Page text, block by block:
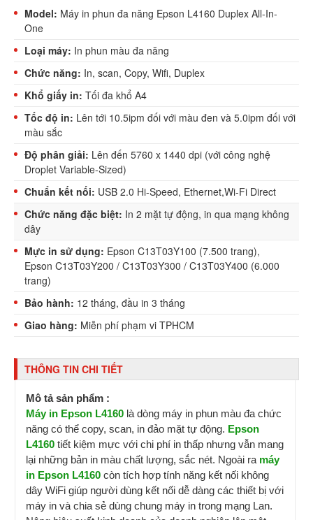
Model: Máy in phun đa năng Epson L4160 Duplex All-In-
One
Loại máy: In phun màu đa năng
Chức năng: In, scan, Copy, Wifi, Duplex
Khổ giấy in: Tối đa khổ A4
Tốc độ in: Lên tới 10.5ipm đối với màu đen và 5.0ipm đối với
màu sắc
Độ phân giải: Lên đến 5760 x 1440 dpi (với công nghệ
Droplet Variable-Sized)
Chuẩn kết nối: USB 2.0 Hi-Speed, Ethernet,Wi-Fi Direct
Chức năng đặc biệt: In 2 mặt tự động, in qua mạng không
dây
Mực in sử dụng: Epson C13T03Y100 (7.500 trang),
Epson C13T03Y200 / C13T03Y300 / C13T03Y400 (6.000
trang)
Bảo hành: 12 tháng, đầu in 3 tháng
Giao hàng: Miễn phí phạm vi TPHCM
THÔNG TIN CHI TIẾT
Mô tả sản phẩm :
Máy in Epson L4160 là dòng máy in phun màu đa chức
năng có thể copy, scan, in đảo mặt tự động. Epson
L4160 tiết kiệm mực với chi phí in thấp nhưng vẫn mang
lại những bản in màu chất lượng, sắc nét. Ngoài ra máy
in Epson L4160 còn tích hợp tính năng kết nối không
dây WiFi giúp người dùng kết nối dễ dàng các thiết bị với
máy in và chia sẻ dùng chung máy in trong mạng Lan.